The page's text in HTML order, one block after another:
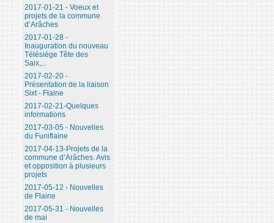
2017-01-21 - Voeux et
projets de la commune
d’Arâches
2017-01-28 -
Inauguration du nouveau
Télésiège Tête des
Saix,...
2017-02-20 -
Présentation de la liaison
Sixt - Flaine
2017-02-21-Quelques
informations
2017-03-05 - Nouvelles
du Funiflaine
2017-04-13-Projets de la
commune d’Arâches. Avis
et opposition à plusieurs
projets
2017-05-12 - Nouvelles
de Flaine
2017-05-31 - Nouvelles
de mai